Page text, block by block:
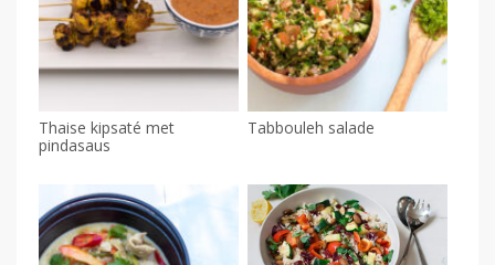
Thaise kipsaté met
pindasaus
Tabbouleh salade